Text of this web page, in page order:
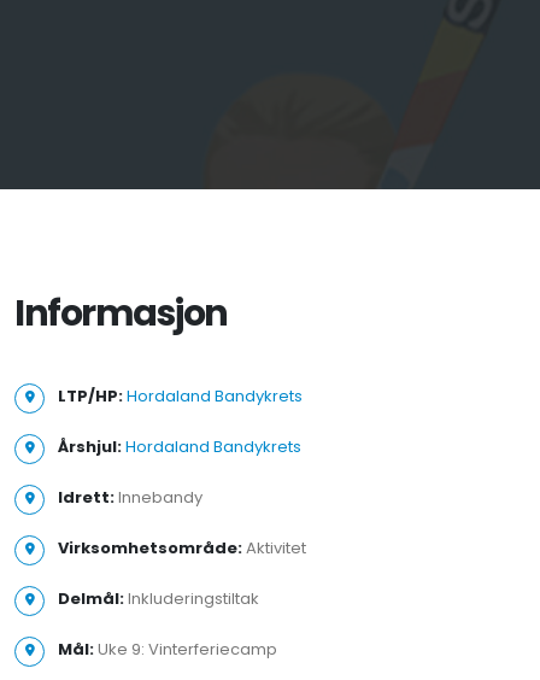
Informasjon
LTP/HP:Hordaland Bandykrets
Årshjul:Hordaland Bandykrets
Idrett:Innebandy
Virksomhetsområde:Aktivitet
Delmål:Inkluderingstiltak
Mål:Uke 9: Vinterferiecamp